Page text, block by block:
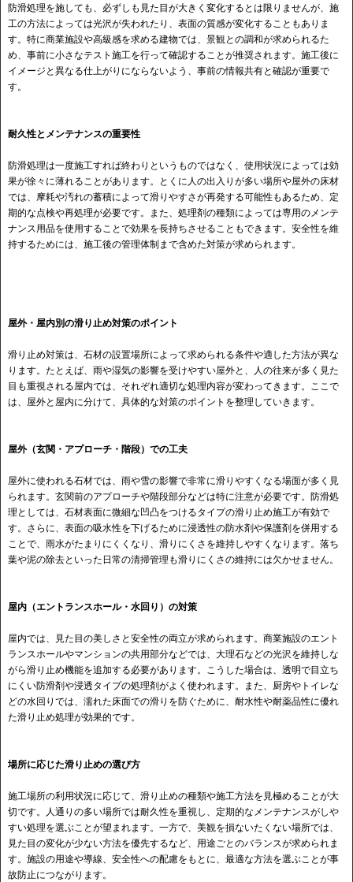
防滑処理を施しても、必ずしも見た目が大きく変化するとは限りませんが、施
工の方法によっては光沢が失われたり、表面の質感が変化することもありま
す。特に商業施設や高級感を求める建物では、景観との調和が求められるた
め、事前に小さなテスト施工を行って確認することが推奨されます。施工後に
イメージと異なる仕上がりにならないよう、事前の情報共有と確認が重要で
す。
耐久性とメンテナンスの重要性
防滑処理は一度施工すれば終わりというものではなく、使用状況によっては効
果が徐々に薄れることがあります。とくに人の出入りが多い場所や屋外の床材
では、摩耗や汚れの蓄積によって滑りやすさが再発する可能性もあるため、定
期的な点検や再処理が必要です。また、処理剤の種類によっては専用のメンテ
ナンス用品を使用することで効果を長持ちさせることもできます。安全性を維
持するためには、施工後の管理体制まで含めた対策が求められます。
屋外・屋内別の滑り止め対策のポイント
滑り止め対策は、石材の設置場所によって求められる条件や適した方法が異な
ります。たとえば、雨や湿気の影響を受けやすい屋外と、人の往来が多く見た
目も重視される屋内では、それぞれ適切な処理内容が変わってきます。ここで
は、屋外と屋内に分けて、具体的な対策のポイントを整理していきます。
屋外（玄関・アプローチ・階段）での工夫
屋外に使われる石材では、雨や雪の影響で非常に滑りやすくなる場面が多く見
られます。玄関前のアプローチや階段部分などは特に注意が必要です。防滑処
理としては、石材表面に微細な凹凸をつけるタイプの滑り止め施工が有効で
す。さらに、表面の吸水性を下げるために浸透性の防水剤や保護剤を併用する
ことで、雨水がたまりにくくなり、滑りにくさを維持しやすくなります。落ち
葉や泥の除去といった日常の清掃管理も滑りにくさの維持には欠かせません。
屋内（エントランスホール・水回り）の対策
屋内では、見た目の美しさと安全性の両立が求められます。商業施設のエント
ランスホールやマンションの共用部分などでは、大理石などの光沢を維持しな
がら滑り止め機能を追加する必要があります。こうした場合は、透明で目立ち
にくい防滑剤や浸透タイプの処理剤がよく使われます。また、厨房やトイレな
どの水回りでは、濡れた床面での滑りを防ぐために、耐水性や耐薬品性に優れ
た滑り止め処理が効果的です。
場所に応じた滑り止めの選び方
施工場所の利用状況に応じて、滑り止めの種類や施工方法を見極めることが大
切です。人通りの多い場所では耐久性を重視し、定期的なメンテナンスがしや
すい処理を選ぶことが望まれます。一方で、美観を損ないたくない場所では、
見た目の変化が少ない方法を優先するなど、用途ごとのバランスが求められま
す。施設の用途や導線、安全性への配慮をもとに、最適な方法を選ぶことが事
故防止につながります。